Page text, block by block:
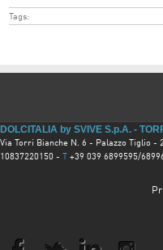
Tags:
DOLCITALIA by SVIVE S.p.A. -
Via Torri Bianche N. 6 - Palazzo Tiglio -
10837220150 -
+39 039 6899595/